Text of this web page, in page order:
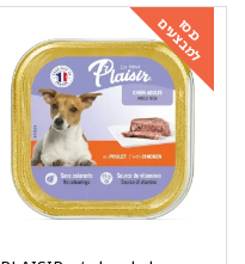
כנסו
למבצעים